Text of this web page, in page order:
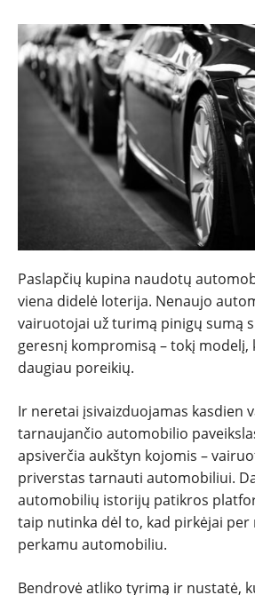
NAUJIENOS
TESTAI
NAUJI
Paslapčių kupina naudotų
viena didelė loterija. Nenaujo
vairuotojai už turimą pinigų sumą
geresnį kompromisą – tokį
daugiau poreikių.
Ir neretai įsivaizduojamas kasdien
tarnaujančio automobilio
apsiverčia aukštyn kojomis –
priverstas tarnauti automobiliui.
automobilių istorijų patikros
taip nutinka dėl to, kad pirkėjai per
perkamu automobiliu.
Bendrovė atliko tyrimą ir nustatė,